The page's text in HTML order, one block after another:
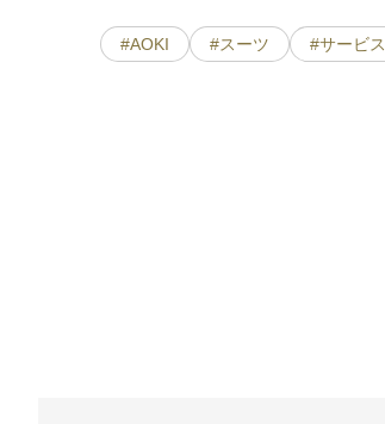
#AOKI #スーツ #サービス